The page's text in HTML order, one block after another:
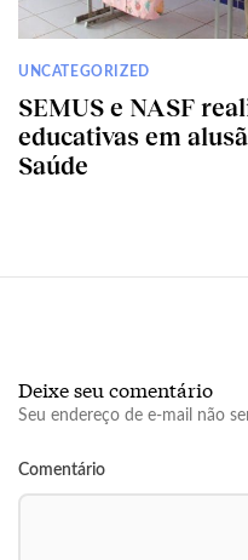
UNCATEGORIZED
SEMUS e NASF
educativas em
Saúde
Deixe seu comentário
Seu endereço de e-mail não
Comentário